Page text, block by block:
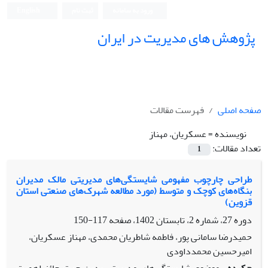
پژوهش های مدیریت در ایران
صفحه اصلی
فهرست مقالات
نویسنده =عسکریان، مهناز
تعداد مقالات:
1
طراحی چارچوب مفهومی شایستگی‌های مدیریتی مالک‌ مدیران
بنگاه‌های کوچک و متوسط (مورد مطالعه شهرک‌های صنعتی استان
قزوین)
دوره 27، شماره 2، تابستان 1402، صفحه
117-150
حمیدرضا سامانی پور، فاطمه شاطریان محمدی، مهناز عسکریان،
امیرحسین محمدداودی